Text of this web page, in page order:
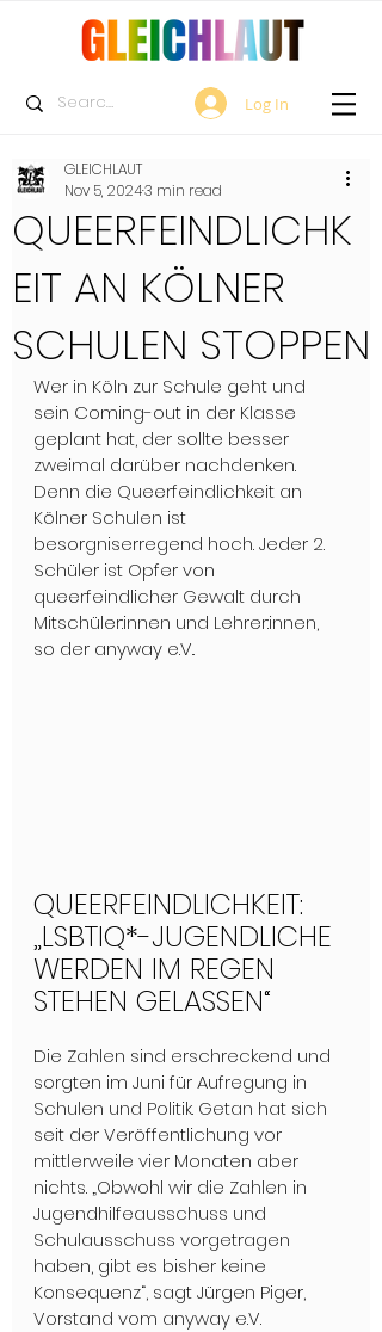
Log In
QUEERFEINDLICHK
EIT AN KÖLNER
SCHULEN STOPPEN
GLEICHLAUT
Nov 5, 20243 min read
Wer in Köln zur Schule geht und
sein Coming-out in der Klasse
geplant hat, der sollte besser
zweimal darüber nachdenken.
Denn die Queerfeindlichkeit an
Kölner Schulen ist
besorgniserregend hoch. Jeder 2.
Schüler ist Opfer von
queerfeindlicher Gewalt durch
Mitschüler:innen und Lehrer:innen,
so der anyway e.V..
QUEERFEINDLICHKEIT:
„LSBTIQ*-JUGENDLICHE
WERDEN IM REGEN
STEHEN GELASSEN“
Die Zahlen sind erschreckend und
sorgten im Juni für Aufregung in
Schulen und Politik. Getan hat sich
seit der Veröffentlichung vor
mittlerweile vier Monaten aber
nichts. „Obwohl wir die Zahlen in
Jugendhilfeausschuss und
Schulausschuss vorgetragen
haben, gibt es bisher keine
Konsequenz“, sagt Jürgen Piger,
Vorstand vom anyway e.V.